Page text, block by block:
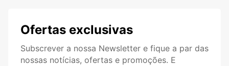
Ofertas exclusivas
Subscrever a nossa Newsletter e fique a par das
nossas notícias, ofertas e promoções. E